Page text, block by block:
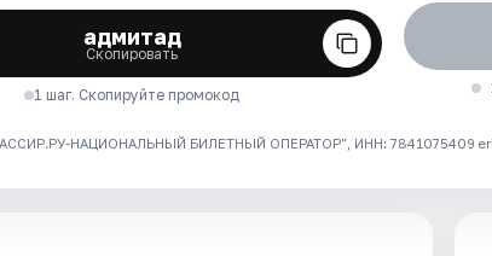
адмитад
Скопировать
1 шаг. Скопируйте промокод
НАЦИОНАЛЬНЫЙ БИЛЕТНЫЙ ОПЕРАТОР", ИНН: 7841075409 erid: